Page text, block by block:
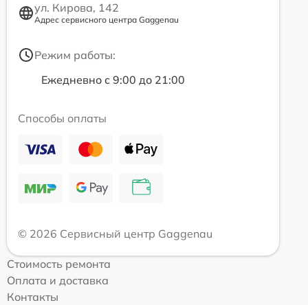
ул. Кирова, 142
Адрес сервисного центра Gaggenau
Режим работы:
Ежедневно с 9:00 до 21:00
Способы оплаты
© 2026 Сервисный центр Gaggenau
Стоимость ремонта
Оплата и доставка
Контакты